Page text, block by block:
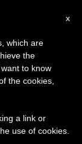
×
la pausa
de verano
el
x
which are
the
to know
the cookies,
a link or
use of cookies.